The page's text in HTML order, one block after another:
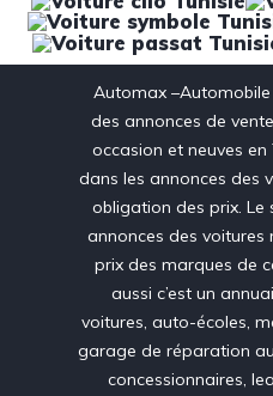
Automax –Automobile
des annonces de
occasion et neuves en
dans les annonces des
obligation des prix. Le
annonces des voitures
prix des marques de
aussi c’est un
voitures, auto-écoles,
garage de réparation
concessionnaires,